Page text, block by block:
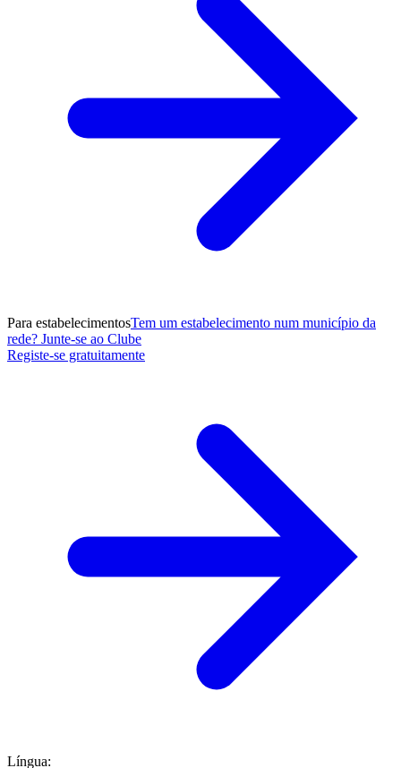
Para estabelecimentosTem um estabelecimento num município da
rede? Junte-se ao Clube
Registe-se gratuitamente
Língua: